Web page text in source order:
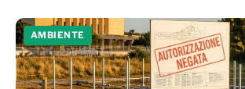
AMBIENTE